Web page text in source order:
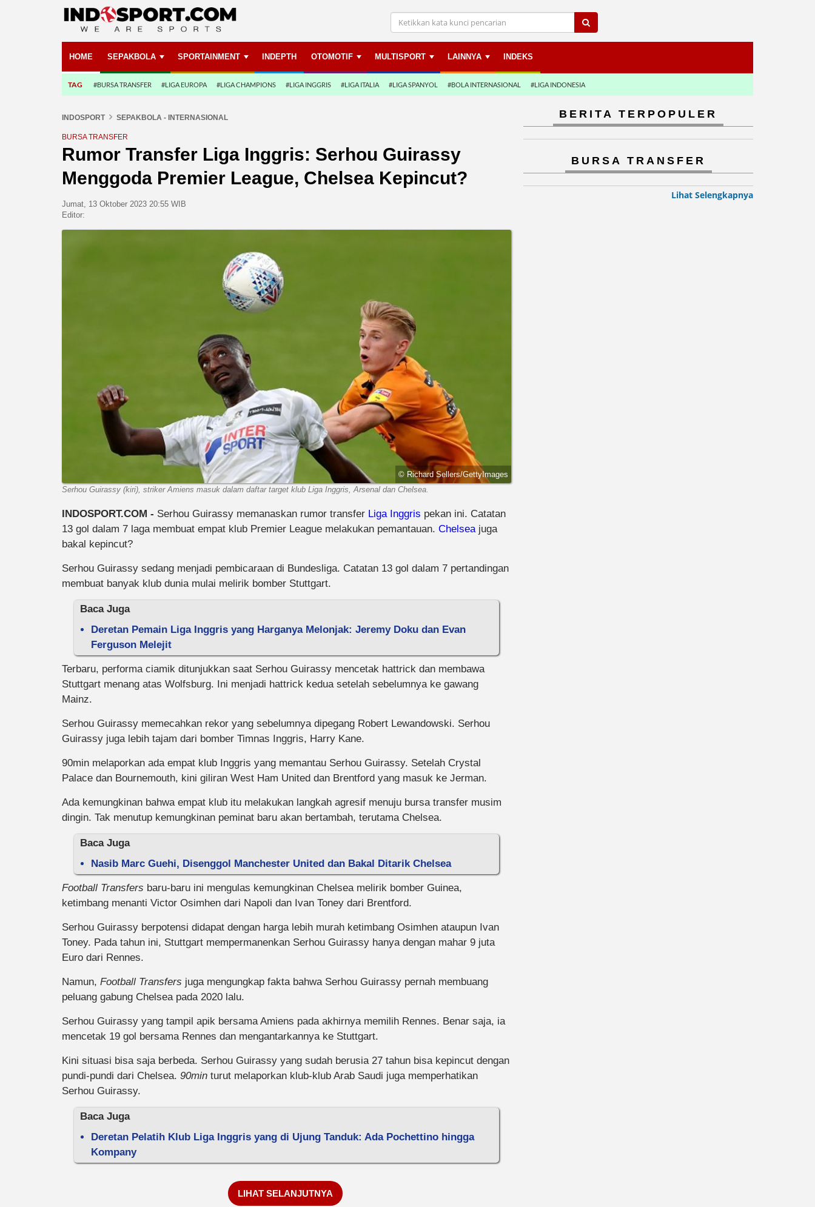
HOME SEPAKBOLA SPORTAINMENT INDEPTH OTOMOTIF MULTISPORT LAINNYA INDEKS
TAG #BURSA TRANSFER #LIGA EUROPA #LIGA CHAMPIONS #LIGA INGGRIS #LIGA ITALIA #LIGA SPANYOL #BOLA INTERNASIONAL #LIGA INDONESIA
INDOSPORT SEPAKBOLA - INTERNASIONAL
BURSA TRANSFER
Rumor Transfer Liga Inggris: Serhou Guirassy
Menggoda Premier League, Chelsea Kepincut?
Jumat, 13 Oktober 2023 20:55 WIB
Editor:
© Richard Sellers/GettyImages
Serhou Guirassy (kiri), striker Amiens masuk dalam daftar target klub Liga Inggris, Arsenal dan Chelsea.
INDOSPORT.COM - Serhou Guirassy memanaskan rumor transfer Liga Inggris pekan ini. Catatan
13 gol dalam 7 laga membuat empat klub Premier League melakukan pemantauan. Chelseajuga
bakal kepincut?
Serhou Guirassy sedang menjadi pembicaraan di Bundesliga. Catatan 13 gol dalam 7 pertandingan
membuat banyak klub dunia mulai melirik bomber Stuttgart.
Baca Juga
Deretan Pemain Liga Inggris yang Harganya Melonjak: Jeremy Doku dan Evan
Ferguson Melejit
Terbaru, performa ciamik ditunjukkan saat Serhou Guirassy mencetak hattrick dan membawa
Stuttgart menang atas Wolfsburg. Ini menjadi hattrick kedua setelah sebelumnya ke gawang
Mainz.
Serhou Guirassy memecahkan rekor yang sebelumnya dipegang Robert Lewandowski. Serhou
Guirassy juga lebih tajam dari bomber Timnas Inggris, Harry Kane.
90min melaporkan ada empat klub Inggris yang memantau Serhou Guirassy. Setelah Crystal
Palace dan Bournemouth, kini giliran West Ham United dan Brentford yang masuk ke Jerman.
Ada kemungkinan bahwa empat klub itu melakukan langkah agresif menuju bursa transfer musim
dingin. Tak menutup kemungkinan peminat baru akan bertambah, terutama Chelsea.
Baca Juga
Nasib Marc Guehi, Disenggol Manchester United dan Bakal Ditarik Chelsea
Football Transfers baru-baru ini mengulas kemungkinan Chelsea melirik bomber Guinea,
ketimbang menanti Victor Osimhen dari Napoli dan Ivan Toney dari Brentford.
Serhou Guirassy berpotensi didapat dengan harga lebih murah ketimbang Osimhen ataupun Ivan
Toney. Pada tahun ini, Stuttgart mempermanenkan Serhou Guirassy hanya dengan mahar 9 juta
Euro dari Rennes.
Namun, Football Transfers juga mengungkap fakta bahwa Serhou Guirassy pernah membuang
peluang gabung Chelsea pada 2020 lalu.
Serhou Guirassy yang tampil apik bersama Amiens pada akhirnya memilih Rennes. Benar saja, ia
mencetak 19 gol bersama Rennes dan mengantarkannya ke Stuttgart.
Kini situasi bisa saja berbeda. Serhou Guirassy yang sudah berusia 27 tahun bisa kepincut dengan
pundi-pundi dari Chelsea. 90min turut melaporkan klub-klub Arab Saudi juga memperhatikan
Serhou Guirassy.
Baca Juga
Deretan Pelatih Klub Liga Inggris yang di Ujung Tanduk: Ada Pochettino hingga
Kompany
LIHAT SELANJUTNYA
BERITA TERPOPULER
BURSA TRANSFER
Lihat Selengkapnya